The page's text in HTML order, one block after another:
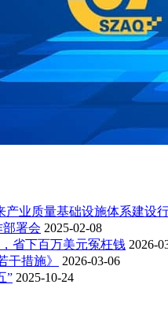
业质量基础设施体系建设
署会 2025-02-08
省下百万美元冤枉钱 2026-
干措施》
2026-03-06
” 2025-10-24